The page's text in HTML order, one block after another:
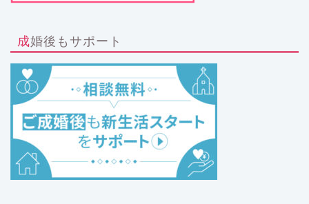
成婚後もサポート